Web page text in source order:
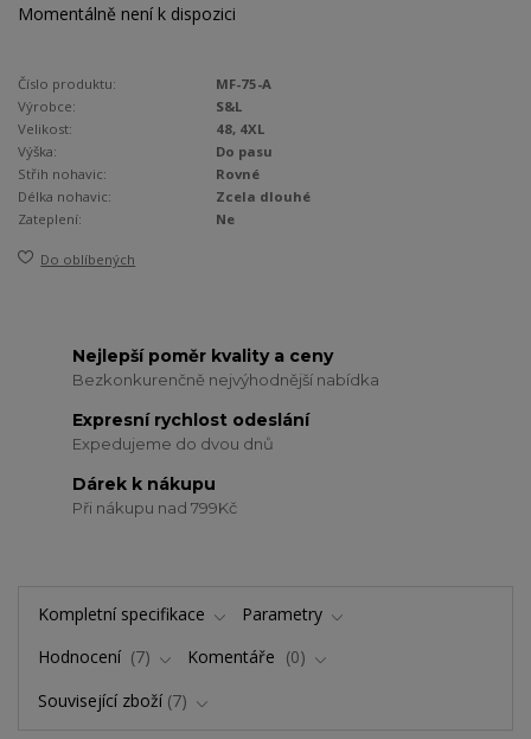
Momentálně není k dispozici
Číslo produktu:
MF-75-A
Výrobce:
S&L
Velikost:
48, 4XL
Výška:
Do pasu
Střih nohavic:
Rovné
Délka nohavic:
Zcela dlouhé
Zateplení:
Ne
Do oblíbených
Nejlepší poměr kvality a ceny
Bezkonkurenčně nejvýhodnější nabídka
Expresní rychlost odeslání
Expedujeme do dvou dnů
Dárek k nákupu
Při nákupu nad 799Kč
Kompletní specifikace
Parametry
Hodnocení
7 Komentáře
0
Související zboží 7